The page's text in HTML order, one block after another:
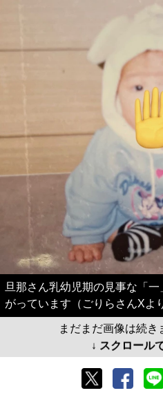
旦那さん乳幼児期の見事な「
がっています（ごりらさんXよ
まだまだ画像は続き
↓ スクロール